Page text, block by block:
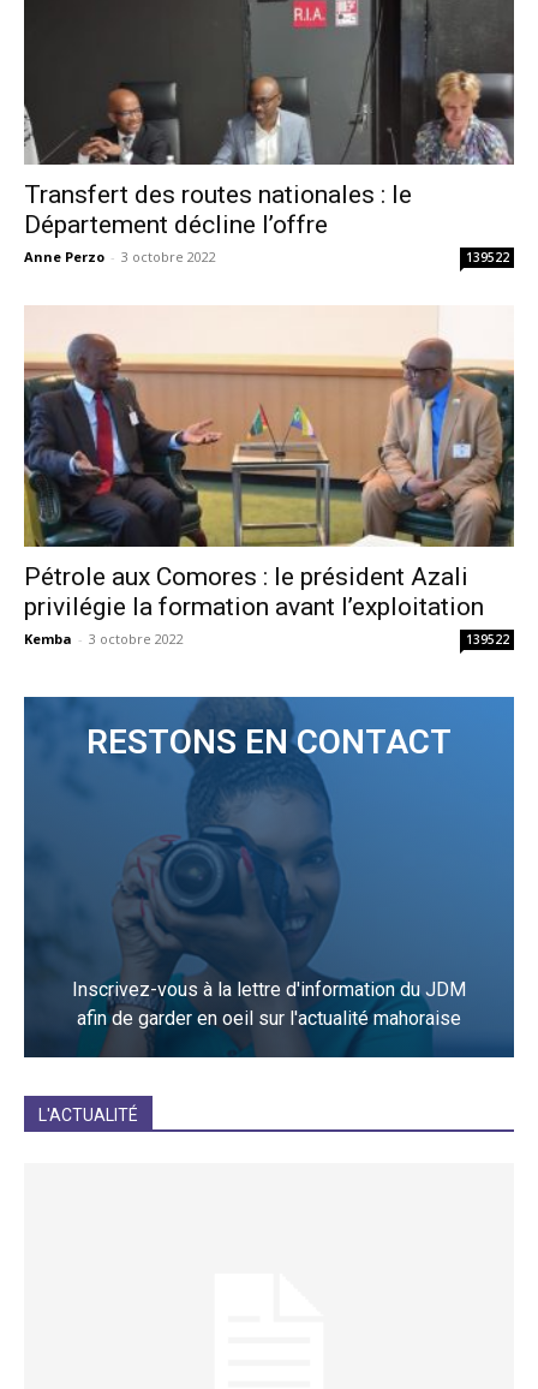
Transfert des routes nationales : le
Département décline l’offre
Anne Perzo - 3 octobre 2022 139522
Pétrole aux Comores : le président Azali
privilégie la formation avant l’exploitation
Kemba - 3 octobre 2022 139522
RESTONS EN CONTACT
Inscrivez-vous à la lettre d'information du JDM
afin de garder en oeil sur l'actualité mahoraise
L'ACTUALITÉ